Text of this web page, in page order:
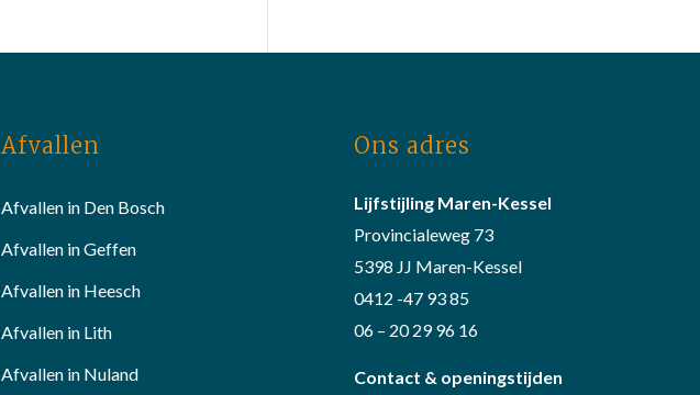
Afvallen
Afvallen in Den Bosch
Afvallen in Geffen
Afvallen in Heesch
Afvallen in Lith
Afvallen in Nuland
Ons adres
Lijfstijling Maren-Kessel
Provincialeweg 73
5398 JJ Maren-Kessel
0412 -47 93 85
06 – 20 29 96 16
Contact & openingstijden